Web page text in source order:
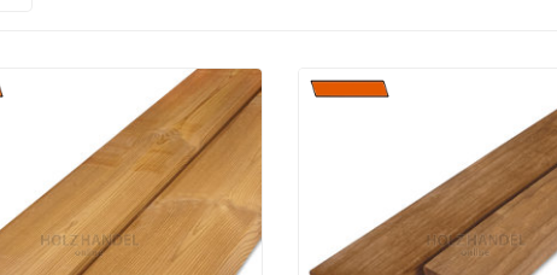
B-fix Profilholz Thermoholz
Profilholz Überlappung Basic
Thermoholz